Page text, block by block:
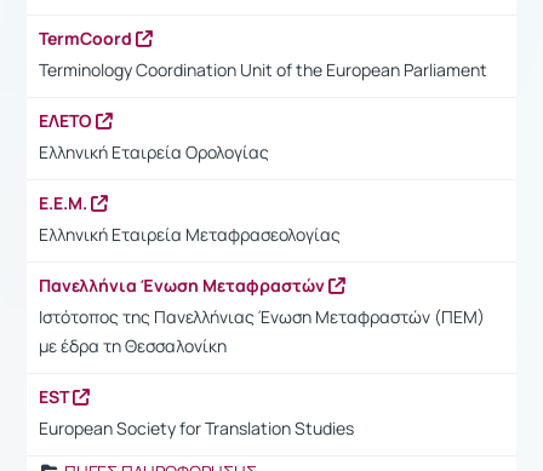
TermCoord
Terminology Coordination Unit of the European Parliament
ΕΛΕΤΟ
Ελληνική Εταιρεία Ορολογίας
Ε.Ε.Μ.
Ελληνική Εταιρεία Μεταφρασεολογίας
Πανελλήνια Ένωση Μεταφραστών
Ιστότοπος της Πανελλήνιας Ένωση Μεταφραστών (ΠΕΜ)
με έδρα τη Θεσσαλονίκη
EST
European Society for Translation Studies